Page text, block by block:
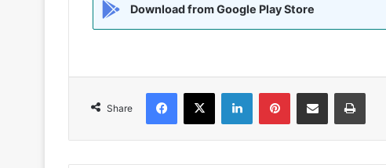
Download from Google Play Store
Share
Facebook
X LinkedInPinterestShare via Email Print